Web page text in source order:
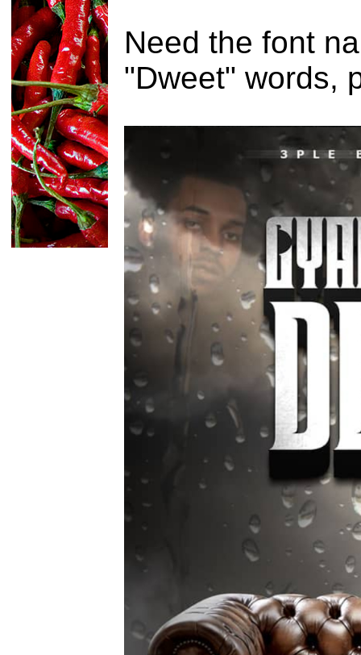
Need the font
"Dweet" words,